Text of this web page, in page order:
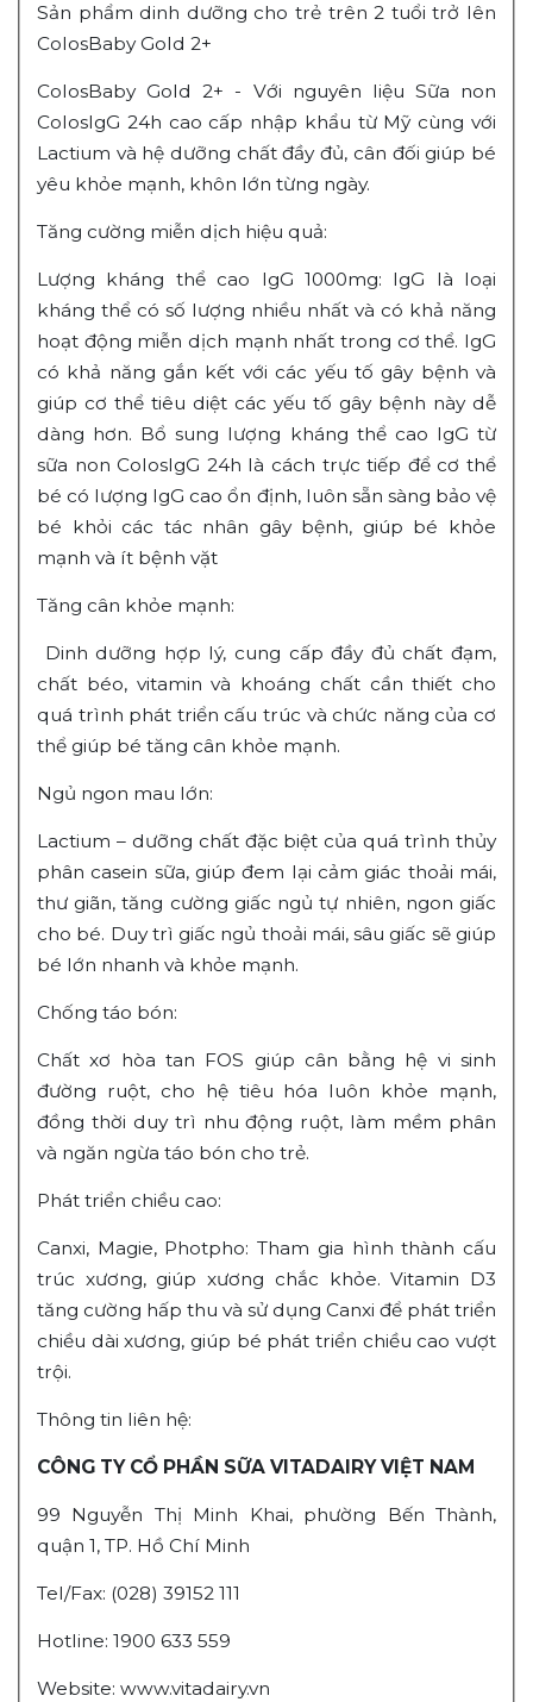
Sản phẩm dinh dưỡng cho trẻ trên 2 tuổi trở lên
ColosBaby Gold 2+
ColosBaby Gold 2+ - Với nguyên liệu Sữa non
ColosIgG 24h cao cấp nhập khẩu từ Mỹ cùng với
Lactium và hệ dưỡng chất đầy đủ, cân đối giúp bé
yêu khỏe mạnh, khôn lớn từng ngày.
Tăng cường miễn dịch hiệu quả:
Lượng kháng thể cao IgG 1000mg: IgG là loại
kháng thể có số lượng nhiều nhất và có khả năng
hoạt động miễn dịch mạnh nhất trong cơ thể. IgG
có khả năng gắn kết với các yếu tố gây bệnh và
giúp cơ thể tiêu diệt các yếu tố gây bệnh này dễ
dàng hơn. Bổ sung lượng kháng thể cao IgG từ
sữa non ColosIgG 24h là cách trực tiếp để cơ thể
bé có lượng IgG cao ổn định, luôn sẵn sàng bảo vệ
bé khỏi các tác nhân gây bệnh, giúp bé khỏe
mạnh và ít bệnh vặt
Tăng cân khỏe mạnh:
Dinh dưỡng hợp lý, cung cấp đầy đủ chất đạm,
chất béo, vitamin và khoáng chất cần thiết cho
quá trình phát triển cấu trúc và chức năng của cơ
thể giúp bé tăng cân khỏe mạnh.
Ngủ ngon mau lớn:
Lactium – dưỡng chất đặc biệt của quá trình thủy
phân casein sữa, giúp đem lại cảm giác thoải mái,
thư giãn, tăng cường giấc ngủ tự nhiên, ngon giấc
cho bé. Duy trì giấc ngủ thoải mái, sâu giấc sẽ giúp
bé lớn nhanh và khỏe mạnh.
Chống táo bón:
Chất xơ hòa tan FOS giúp cân bằng hệ vi sinh
đường ruột, cho hệ tiêu hóa luôn khỏe mạnh,
đồng thời duy trì nhu động ruột, làm mềm phân
và ngăn ngừa táo bón cho trẻ.
Phát triển chiều cao:
Canxi, Magie, Photpho: Tham gia hình thành cấu
trúc xương, giúp xương chắc khỏe. Vitamin D3
tăng cường hấp thu và sử dụng Canxi để phát triển
chiều dài xương, giúp bé phát triển chiều cao vượt
trội.
Thông tin liên hệ:
CÔNG TY CỔ PHẦN SỮA VITADAIRY VIỆT NAM
99 Nguyễn Thị Minh Khai, phường Bến Thành,
quận 1, TP. Hồ Chí Minh
Tel/Fax: (028) 39152 111
Hotline: 1900 633 559
Website: www.vitadairy.vn